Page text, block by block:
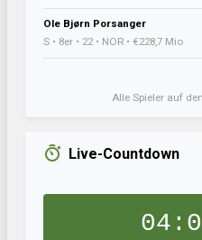
Ole Bjørn Porsanger
S • 8er • 22 • NOR • €228,7 Mio
Alle Spieler auf
Live-Countdown